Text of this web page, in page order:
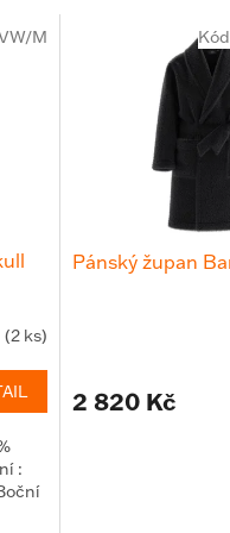
(2 ks)
:
M
Pánský župan
2 820 Kč